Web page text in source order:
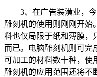
3、在广告装潢业，今
雕刻机的使用则刚刚开始
料也仅局限于纸和薄膜，
而已。电脑雕刻机则可完
可加工的材料数十种，使
雕刻机的应用范围还将不